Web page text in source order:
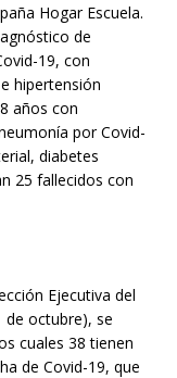
Hogar Escuela.
de
19, con
hipertensión
años con
por Covid-
diabetes
25 fallecidos con
Ejecutiva del
de octubre), se
cuales 38 tienen
de Covid-19, que